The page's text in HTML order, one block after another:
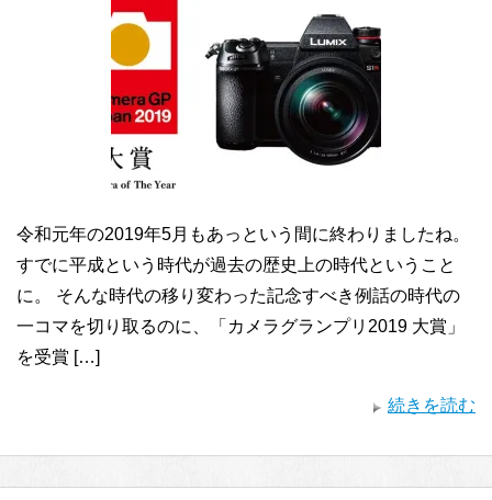
令和元年の2019年5月もあっという間に終わりましたね。
すでに平成という時代が過去の歴史上の時代ということ
に。 そんな時代の移り変わった記念すべき例話の時代の
一コマを切り取るのに、「カメラグランプリ2019 大賞」
を受賞 […]
続きを読む